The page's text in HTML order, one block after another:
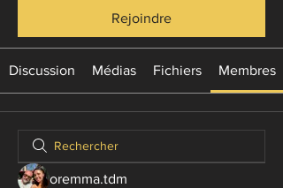
Rejoindre
Discussion Médias Fichiers Membres
oremma.tdm